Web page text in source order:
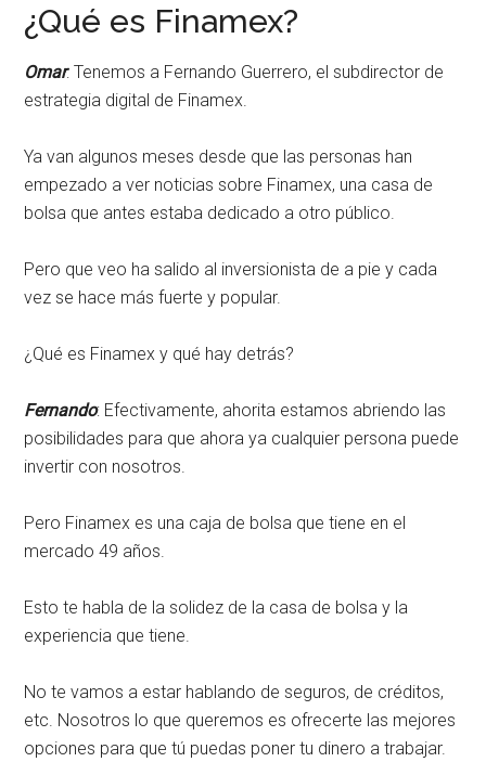
¿Qué es Finamex?
Omar: Tenemos a Fernando Guerrero, el subdirector de
estrategia digital de Finamex.
Ya van algunos meses desde que las personas han
empezado a ver noticias sobre Finamex, una casa de
bolsa que antes estaba dedicado a otro público.
Pero que veo ha salido al inversionista de a pie y cada
vez se hace más fuerte y popular.
¿Qué es Finamex y qué hay detrás?
Fernando: Efectivamente, ahorita estamos abriendo las
posibilidades para que ahora ya cualquier persona puede
invertir con nosotros.
Pero Finamex es una caja de bolsa que tiene en el
mercado 49 años.
Esto te habla de la solidez de la casa de bolsa y la
experiencia que tiene.
No te vamos a estar hablando de seguros, de créditos,
etc. Nosotros lo que queremos es ofrecerte las mejores
opciones para que tú puedas poner tu dinero a trabajar.